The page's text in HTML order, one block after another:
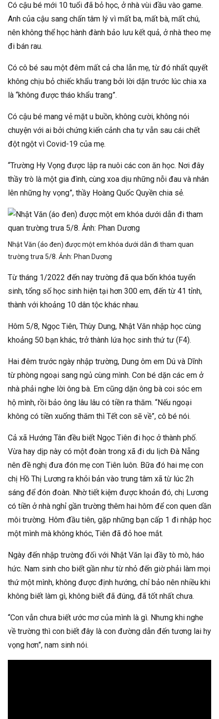
Có cậu bé mới 10 tuổi đã bỏ học, ở nhà vùi đầu vào game.
Anh của cậu sang chấn tâm lý vì mất ba, mất bà, mất chú,
nên không thể học hành đành bảo lưu kết quả, ở nhà theo mẹ
đi bán rau.
Có cô bé sau một đêm mất cả cha lẫn mẹ, từ đó nhất quyết
không chịu bỏ chiếc khẩu trang bởi lời dặn trước lúc chia xa
là “không được tháo khẩu trang”.
Có cậu bé mang vẻ mặt u buồn, không cười, không nói
chuyện với ai bởi chứng kiến cảnh cha tự vẫn sau cái chết
đột ngột vì Covid-19 của mẹ.
“Trường Hy Vọng được lập ra nuôi các con ăn học. Nơi đây
thầy trò là một gia đình, cùng xoa dịu những nỗi đau và nhân
lên những hy vọng”, thầy Hoàng Quốc Quyền chia sẻ.
Nhật Văn (áo đen) được một em khóa dưới dẫn đi tham quan
trường trưa 5/8. Ảnh: Phan Dương
Từ tháng 1/2022 đến nay trường đã qua bốn khóa tuyển
sinh, tổng số học sinh hiện tại hơn 300 em, đến từ 41 tỉnh,
thành với khoảng 10 dân tộc khác nhau.
Hôm 5/8, Ngọc Tiên, Thùy Dung, Nhật Văn nhập học cùng
khoảng 50 bạn khác, trở thành lứa học sinh thứ tư (F4).
Hai đêm trước ngày nhập trường, Dung ôm em Dú và Dĩnh
từ phòng ngoại sang ngủ cùng mình. Con bé dặn các em ở
nhà phải nghe lời ông bà. Em cũng dặn ông bà coi sóc em
hộ mình, rồi bảo ông lâu lâu có tiền ra thăm. “Nếu ngoại
không có tiền xuống thăm thì Tết con sẽ về”, cô bé nói.
Cả xã Hướng Tân đều biết Ngọc Tiên đi học ở thành phố.
Vừa hay dịp này có một đoàn trong xã đi du lịch Đà Nẵng
nên đề nghị đưa đón mẹ con Tiên luôn. Bữa đó hai mẹ con
chị Hồ Thị Lương ra khỏi bản vào trung tâm xã từ lúc 2h
sáng để đón đoàn. Nhờ tiết kiệm được khoản đó, chị Lương
có tiền ở nhà nghỉ gần trường thêm hai hôm để con quen dần
môi trường. Hôm đầu tiên, gặp những bạn cấp 1 đi nhập học
một mình mà không khóc, Tiên đã đỏ hoe mắt.
Ngày đến nhập trường đối với Nhật Văn lại đầy tò mò, háo
hức. Nam sinh cho biết gần như từ nhỏ đến giờ phải làm mọi
thứ một mình, không được định hướng, chỉ bảo nên nhiều khi
không biết làm gì, không biết đã đúng, đã tốt nhất chưa.
“Con vẫn chưa biết ước mơ của mình là gì. Nhưng khi nghe
về trường thì con biết đây là con đường dẫn đến tương lai hy
vọng hơn”, nam sinh nói.